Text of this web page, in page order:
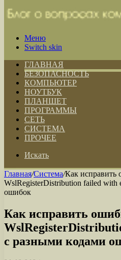
Меню
Switch skin
ГЛАВНАЯ
БЕЗОПАСНОСТЬ
КОМПЬЮТЕР
НОУТБУК
ПЛАНШЕТ
ПРОГРАММЫ
СЕТЬ
СИСТЕМА
ПРОЧЕЕ
Искать
Главная/Система/Как исправить
WslRegisterDistribution failed with
ошибок
Как исправить
с разными кодами